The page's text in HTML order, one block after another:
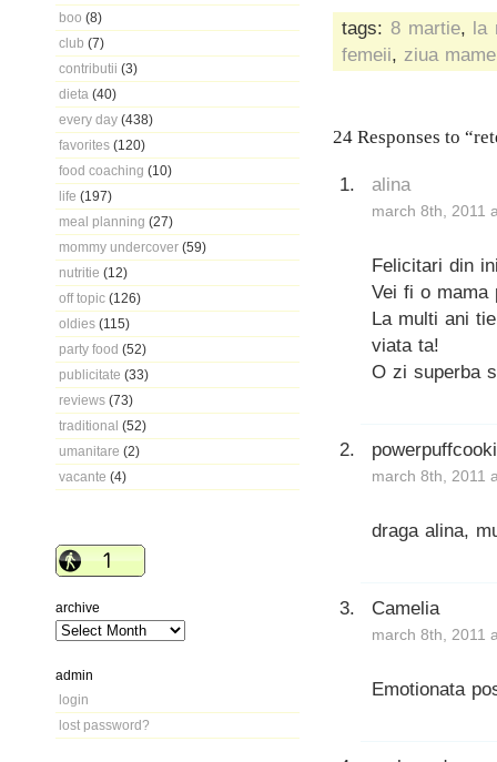
boo (8)
club (7)
contributii (3)
dieta (40)
every day (438)
favorites (120)
food coaching (10)
life (197)
meal planning (27)
mommy undercover (59)
nutritie (12)
off topic (126)
oldies (115)
party food (52)
publicitate (33)
reviews (73)
traditional (52)
umanitare (2)
vacante (4)
archive
admin
login
lost password?
tags: 8 martie, la
femeii, ziua
24 Responses to
alina
march 8th, 2011
Felicitari din
Vei fi o mama
La multi ani
viata ta!
O zi superba
march 8th, 2011
draga alina,
Camelia
march 8th, 2011
Emotionata